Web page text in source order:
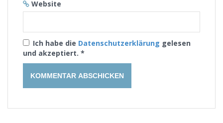
Website
Ich habe die Datenschutzerklärung gelesen
und akzeptiert. *